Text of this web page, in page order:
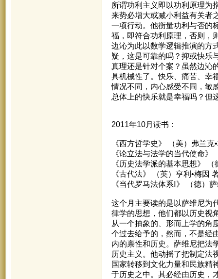
所谓功利主义即以功利原理为
来势必增大或减小利益有关者
一项行动。他衡量功利与否的
福，即符合功利原理，否则，
边沁为此以数学逻辑推演的方
疑，这是可靠的吗？抑或快乐
真理还是针对个案？虽然边沁
具机械性了。快乐、痛苦、幸
情况不同，内心感受不同，敏
总体上的快乐就是幸福吗？但
2011年10月读书：
《西方哲学史》 （美）弗兰克
《论立法与法学的当代使命》
《历史法学派的基本思想》 （
《古代法》 （英）亨利•梅因
《当代罗马法体系Ⅰ》 （德）
这个月主要读的是以萨维尼为
律学的思想，他们都以历史视
从一个抽象的、形而上学的角
个过去给予的，然而，不是经
内的禀性和历史。萨维尼把法
历史主义。他动摇了把制定法
国家转移到文化力量和民族精
于历史之中。其必经由历史，